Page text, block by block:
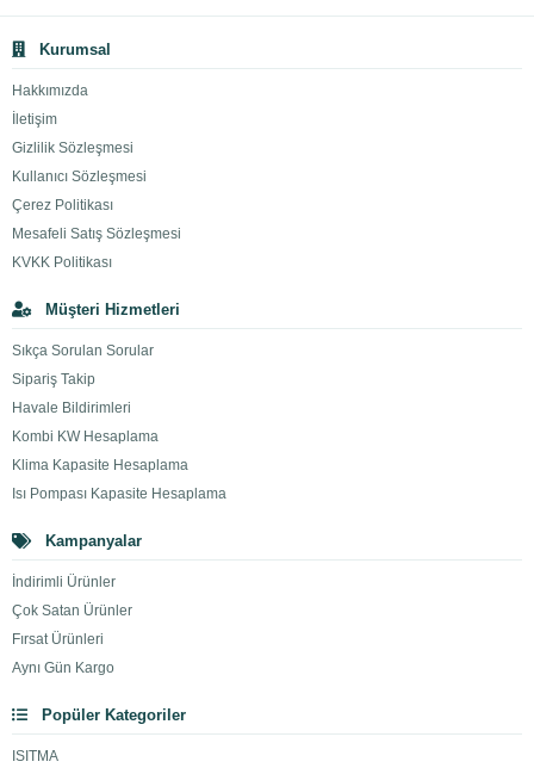
Kurumsal
Hakkımızda
İletişim
Gizlilik Sözleşmesi
Kullanıcı Sözleşmesi
Çerez Politikası
Mesafeli Satış Sözleşmesi
KVKK Politikası
Müşteri Hizmetleri
Sıkça Sorulan Sorular
Sipariş Takip
Havale Bildirimleri
Kombi KW Hesaplama
Klima Kapasite Hesaplama
Isı Pompası Kapasite Hesaplama
Kampanyalar
İndirimli Ürünler
Çok Satan Ürünler
Fırsat Ürünleri
Aynı Gün Kargo
Popüler Kategoriler
ISITMA